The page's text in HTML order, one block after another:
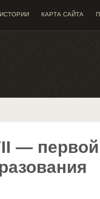
КАРТА САЙТА
—